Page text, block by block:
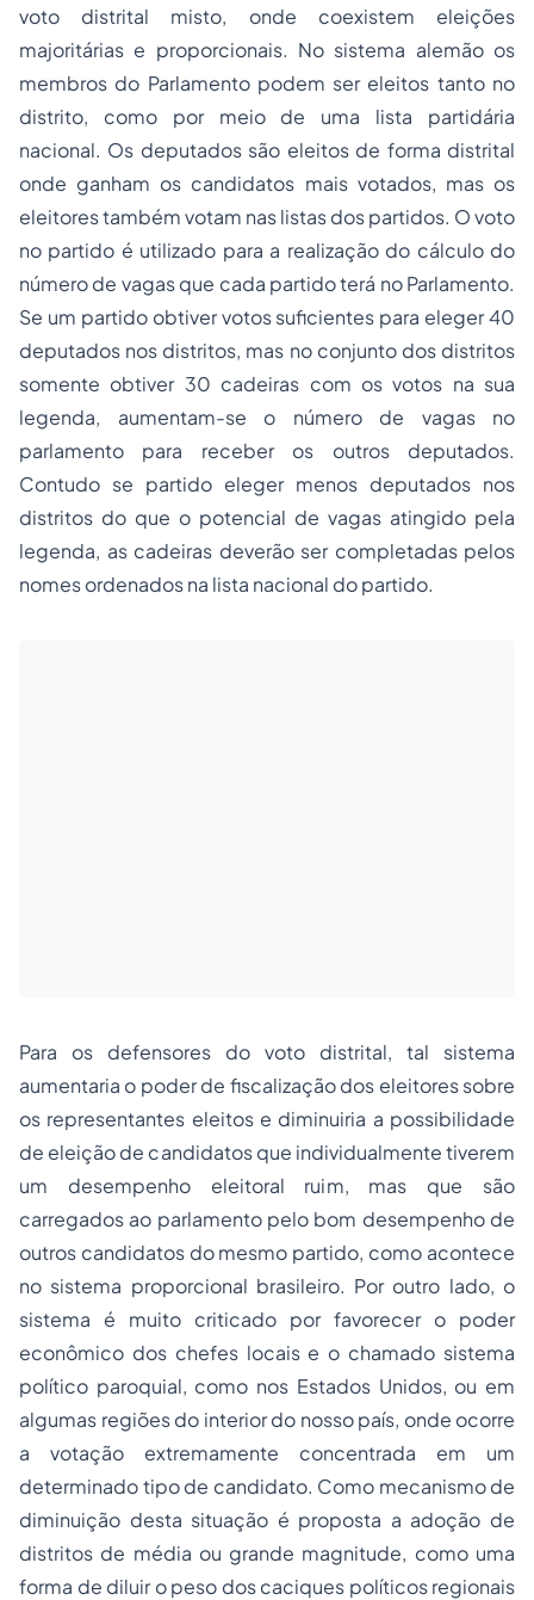
voto distrital misto, onde coexistem eleições
majoritárias e proporcionais. No sistema alemão os
membros do Parlamento podem ser eleitos tanto no
distrito, como por meio de uma lista partidária
nacional. Os deputados são eleitos de forma distrital
onde ganham os candidatos mais votados, mas os
eleitores também votam nas listas dos partidos. O voto
no partido é utilizado para a realização do cálculo do
número de vagas que cada partido terá no Parlamento.
Se um partido obtiver votos suficientes para eleger 40
deputados nos distritos, mas no conjunto dos distritos
somente obtiver 30 cadeiras com os votos na sua
legenda, aumentam-se o número de vagas no
parlamento para receber os outros deputados.
Contudo se partido eleger menos deputados nos
distritos do que o potencial de vagas atingido pela
legenda, as cadeiras deverão ser completadas pelos
nomes ordenados na lista nacional do partido.
Para os defensores do voto distrital, tal sistema
aumentaria o poder de fiscalização dos eleitores sobre
os representantes eleitos e diminuiria a possibilidade
de eleição de candidatos que individualmente tiverem
um desempenho eleitoral ruim, mas que são
carregados ao parlamento pelo bom desempenho de
outros candidatos do mesmo partido, como acontece
no sistema proporcional brasileiro. Por outro lado, o
sistema é muito criticado por favorecer o poder
econômico dos chefes locais e o chamado sistema
político paroquial, como nos Estados Unidos, ou em
algumas regiões do interior do nosso país, onde ocorre
a votação extremamente concentrada em um
determinado tipo de candidato. Como mecanismo de
diminuição desta situação é proposta a adoção de
distritos de média ou grande magnitude, como uma
forma de diluir o peso dos caciques políticos regionais